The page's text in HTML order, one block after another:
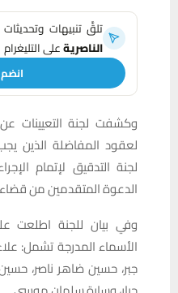
تلقَّ تنبيهات
الناصريةعلى التليغرام
وكشفت لجنة التعيينات
لعقود المفاضلة الذين
لجنة التدقيق لإتمام
الدعوة المتقدمين من قضاء
وفي بيان للجنة اطلعت
الأسماء المدرجة تشمل:
جبر، حسين ضاهر ناصر،